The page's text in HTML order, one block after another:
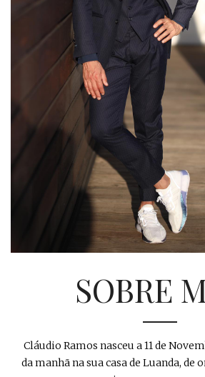
SOBRE
Cláudio Ramos nasceu a 11 de
da manhã na sua casa de Luanda, de